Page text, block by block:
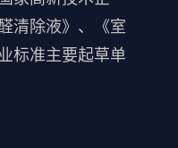
清除液》、《室
标准主要起草单